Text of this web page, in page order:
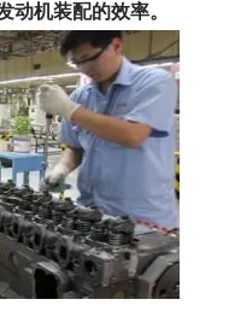
动机装配的效率。